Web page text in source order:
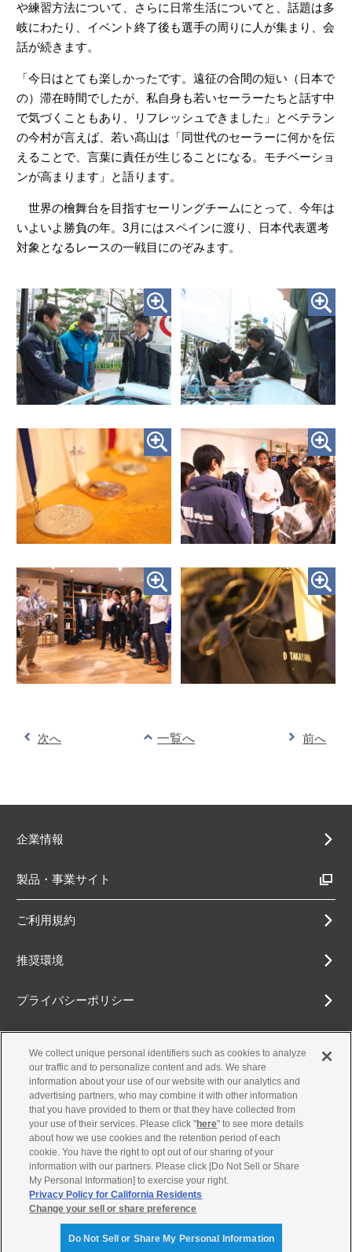
や練習方法について、さらに日常生活についてと、話題は多
岐にわたり、イベント終了後も選手の周りに人が集まり、会
話が続きます。
「今日はとても楽しかったです。遠征の合間の短い（日本で
の）滞在時間でしたが、私自身も若いセーラーたちと話す中
で気づくこともあり、リフレッシュできました」とベテラン
の今村が言えば、若い髙山は「同世代のセーラーに何かを伝
えることで、言葉に責任が生じることになる。モチベーショ
ンが高まります」と語ります。
世界の檜舞台を目指すセーリングチームにとって、今年は
いよいよ勝負の年。3月にはスペインに渡り、日本代表選考
対象となるレースの一戦目にのぞみます。
次へ 一覧へ 前へ
企業情報
製品・事業サイト
ご利用規約
推奨環境
プライバシーポリシー
アクセシビリティ方針
古物営業法に基づく表示
お問合せ
We collect unique personal identifiers such as cookies to analyze
our traffic and to personalize content and ads. We share
information about your use of our website with our analytics and
advertising partners, who may combine it with other information
that you have provided to them or that they have collected from
your use of their services. Please click "here" to see more details
about how we use cookies and the retention period of each
cookie. You have the right to opt out of our sharing of your
information with our partners. Please click [Do Not Sell or Share
My Personal Information] to exercise your right.
Privacy Policy for California Residents
Change your sell or share preference
Do Not Sell or Share My Personal Information